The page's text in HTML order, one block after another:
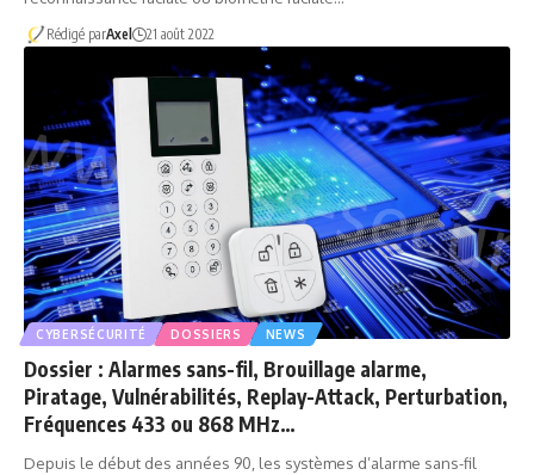
Rédigé parAxel 21 août 2022
CYBERSÉCURITÉ DOSSIERS NEWS
Dossier : Alarmes sans-fil, Brouillage alarme,
Piratage, Vulnérabilités, Replay-Attack, Perturbation,
Fréquences 433 ou 868 MHz…
Depuis le début des années 90, les systèmes d’alarme sans-fil